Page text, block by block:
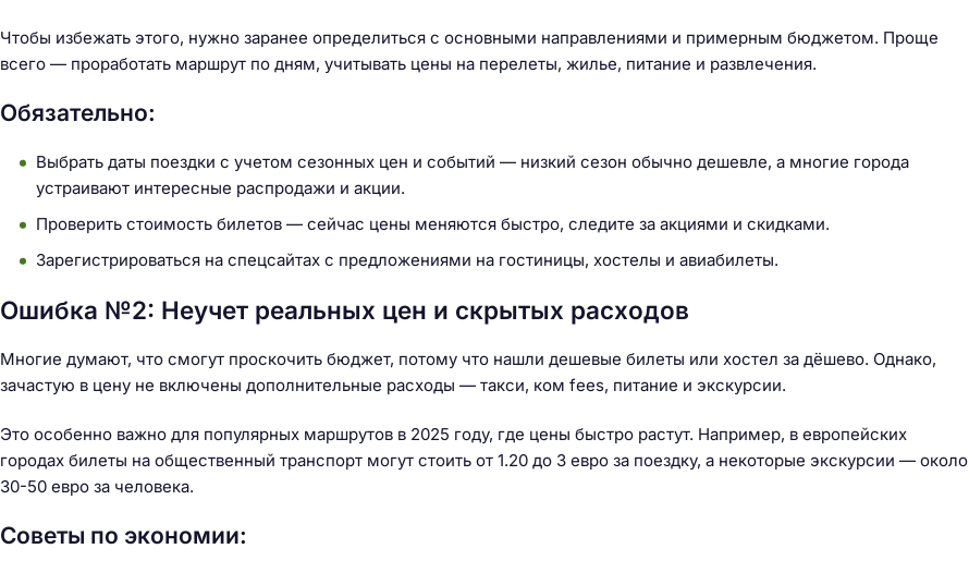
Чтобы избежать этого, нужно заранее определиться с основными направлениями и примерным бюджетом. Проще
всего — проработать маршрут по дням, учитывать цены на перелеты, жилье, питание и развлечения.
Обязательно:
Выбрать даты поездки с учетом сезонных цен и событий — низкий сезон обычно дешевле, а многие города
устраивают интересные распродажи и акции.
Проверить стоимость билетов — сейчас цены меняются быстро, следите за акциями и скидками.
Зарегистрироваться на спецсайтах с предложениями на гостиницы, хостелы и авиабилеты.
Ошибка №2: Неучет реальных цен и скрытых расходов
Многие думают, что смогут проскочить бюджет, потому что нашли дешевые билеты или хостел за дёшево. Однако,
зачастую в цену не включены дополнительные расходы — такси, ком fees, питание и экскурсии.
Это особенно важно для популярных маршрутов в 2025 году, где цены быстро растут. Например, в европейских
городах билеты на общественный транспорт могут стоить от 1.20 до 3 евро за поездку, а некоторые экскурсии — около
30-50 евро за человека.
Советы по экономии:
т
и